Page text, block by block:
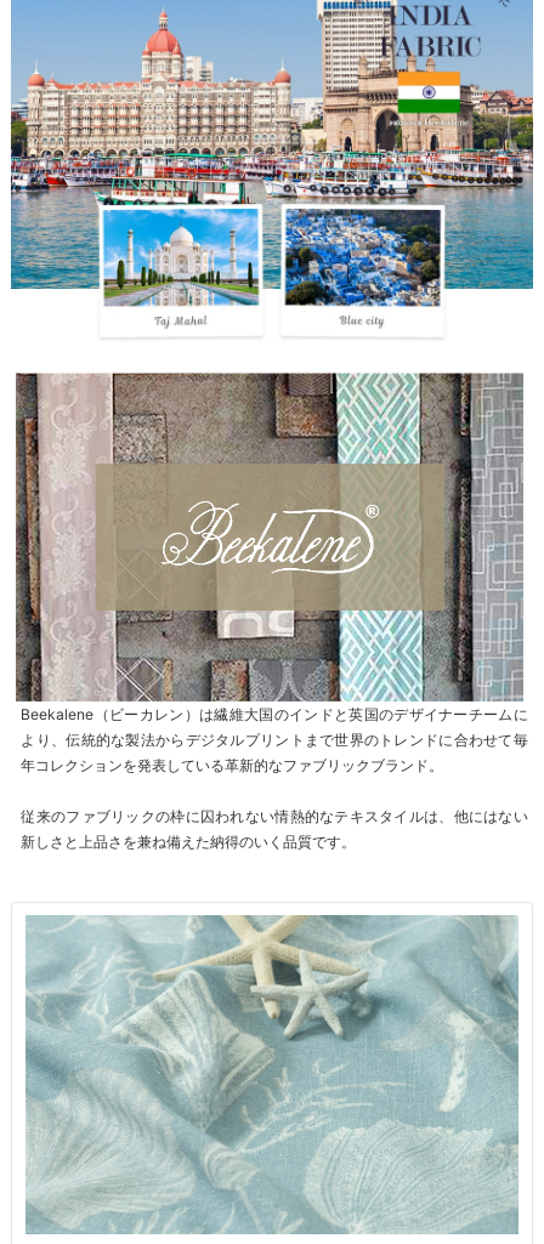
Beekalene（ビーカレン）は繊維大国のインドと英国のデザイナーチームに
より、伝統的な製法からデジタルプリントまで世界のトレンドに合わせて毎
年コレクションを発表している革新的なファブリックブランド。
従来のファブリックの枠に囚われない情熱的なテキスタイルは、他にはない
新しさと上品さを兼ね備えた納得のいく品質です。